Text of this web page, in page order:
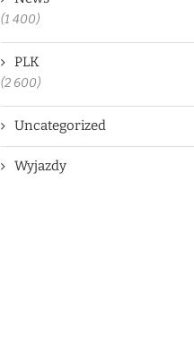
(1 400)
PLK
(2 600)
Uncategorized
Wyjazdy